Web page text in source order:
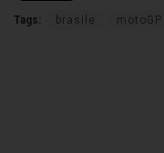
Tags: brasile motoGP